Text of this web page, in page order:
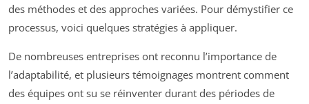
des méthodes et des approches variées. Pour démystifier ce
processus, voici quelques stratégies à appliquer.
De nombreuses entreprises ont reconnu l’importance de
l’adaptabilité, et plusieurs témoignages montrent comment
des équipes ont su se réinventer durant des périodes de